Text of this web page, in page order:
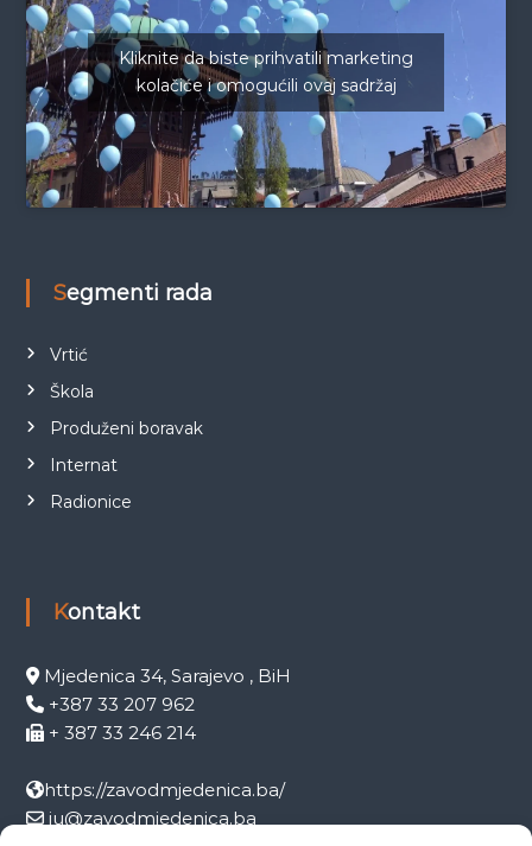
Kliknite da biste prihvatili marketing
kolačiće i omogućili ovaj sadržaj
Segmenti rada
Vrtić
Škola
Produženi boravak
Internat
Radionice
Kontakt
Mjedenica 34, Sarajevo , BiH
+387 33 207 962
+ 387 33 246 214
https://zavodmjedenica.ba/
ju@zavodmjedenica.ba